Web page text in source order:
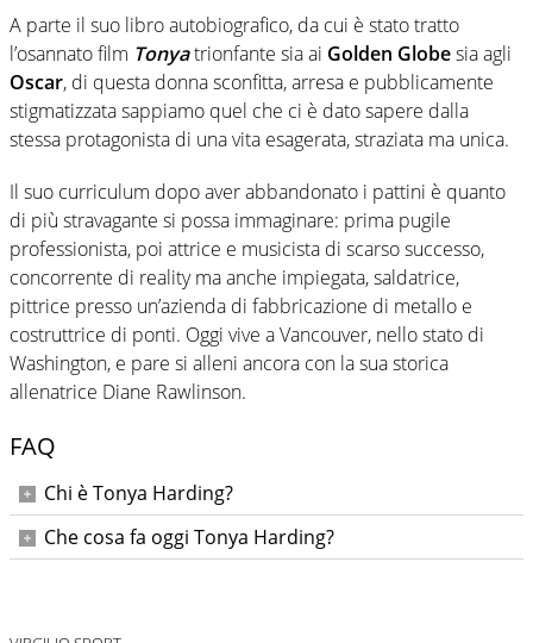
A parte il suo libro autobiografico, da cui è stato tratto
l’osannato film Tonyatrionfante sia ai Golden Globesia agli
Oscar, di questa donna sconfitta, arresa e pubblicamente
stigmatizzata sappiamo quel che ci è dato sapere dalla
stessa protagonista di una vita esagerata, straziata ma unica.
Il suo curriculum dopo aver abbandonato i pattini è quanto
di più stravagante si possa immaginare: prima pugile
professionista, poi attrice e musicista di scarso successo,
concorrente di reality ma anche impiegata, saldatrice,
pittrice presso un’azienda di fabbricazione di metallo e
costruttrice di ponti. Oggi vive a Vancouver, nello stato di
Washington, e pare si alleni ancora con la sua storica
allenatrice Diane Rawlinson.
FAQ
Chi è Tonya Harding?
Tonya Harding, classe 1970, è stata una pattinatrice
americana passata alla storia per essere stata la prima
Nancy Kerrigan, sua rivale, ha scritto poi una autobiografia I,
Che cosa fa oggi Tonya Harding?